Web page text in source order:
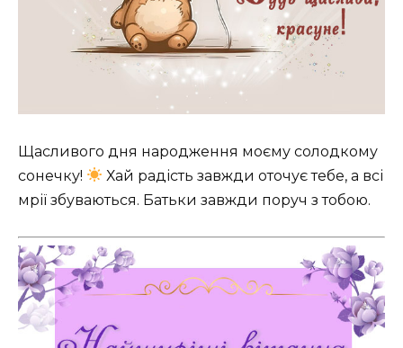
Щасливого дня народження моєму солодкому
сонечку!
Хай радість завжди оточує тебе, а всі
мрії збуваються. Батьки завжди поруч з тобою.